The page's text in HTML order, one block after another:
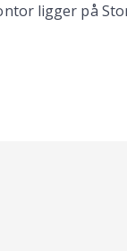
ligger på